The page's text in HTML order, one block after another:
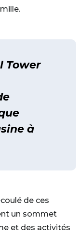
Tower
à
de ces
un sommet
et des activités